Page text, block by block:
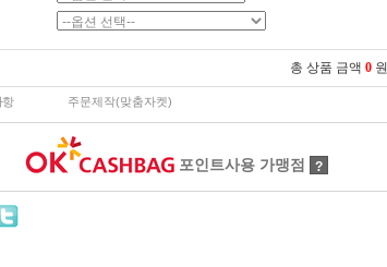
총 상품 금액 0 원
항 주문제작(맞춤자켓)
포인트사용 가맹점 ?